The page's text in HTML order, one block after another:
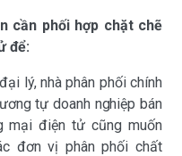
cần phối hợp chặt chẽ
để:
lý, nhà phân phối chính
tự doanh nghiệp bán
mại điện tử cũng muốn
đơn vị phân phối chất